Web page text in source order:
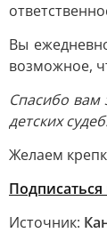
Вы
возможное,
Спасибо вам
детских
Желаем
Источник: